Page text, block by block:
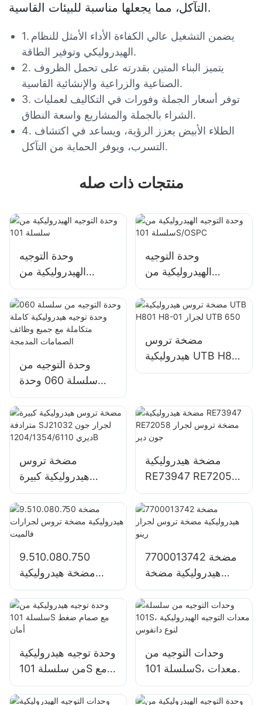
التآكل، مما يجعلها مناسبة للبيئات القاسية.
1. يضمن التشغيل عالي الكفاءة الأداء الأمثل للنظام
الهيدروليكي وتوفير الطاقة.
2. يتميز البناء المتين بقدرته على تحمل الظروف
الصناعية والزراعية والإنشائية القاسية.
3. توفر أسعار الجملة وفورات في التكاليف لعمليات
الشراء بالجملة والمشاريع واسعة النطاق.
4. الطلاء الأبيض يعزز الرؤية، ويساعد في اكتشاف
التسرب، ويوفر الحماية من التآكل.
منتجات ذات صله
وحدة التوجيه
الهيدروليكية من
سلسلة 101
وحدة التوجيه
الهيدروليكية من
سلسلة 101S/OSPC
وحدة التوجيه من
سلسلة 060 وحدة
توجيه هيدروليكية كاملة
متكاملة مع جميع
وظائف الصمامات
المدمجة
مضخة تروس
هيدروليكية UTB H801
H8-01 لجرار UTB
مضخة تروس
هيدروليكية كبيرة
مترادفة SJ21032
لجرار جون ديري
1204/1354/6110B
مضخة هيدروليكية
RE73947 RE72058
مضخة تروس لجرار
جون دير
9.510.080.750
مضخة هيدروليكية
مضخة تروس لجرارات
فالميت
7700013742 مضخة
هيدروليكية مضخة
تروس لجرار رينو
وحدة توجيه هيدروليكية
من سلسلة 101S مع
صمام ضغط أمان
وحدات التوجيه من
سلسلة 101S، معدات
التوجيه الهيدروليكية
لنوع دانفوس